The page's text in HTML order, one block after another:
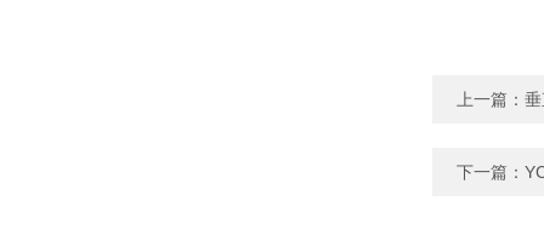
上一篇：
下一篇：